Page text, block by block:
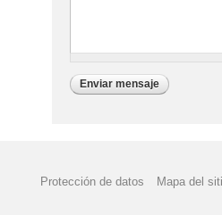
Protección de datos Mapa del